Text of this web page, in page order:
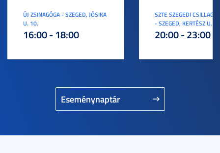
Eseménynaptár
ÚJ ZSINAGÓGA - SZEGED, JÓSIKA
U. 10.
16:00 - 18:00
SZTE SZEGEDI
- SZEGED, KERTÉSZ U. 3.
20:00 - 23:00